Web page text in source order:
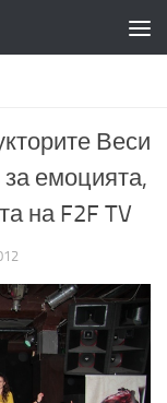
Веси
емоцията,
на F2F TV